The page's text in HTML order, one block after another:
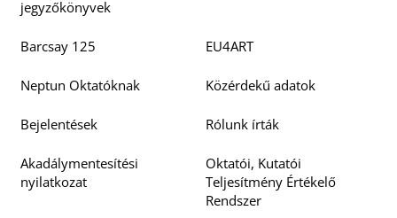
jegyzőkönyvek
Barcsay 125 EU4ART
Neptun Oktatóknak Közérdekű adatok
Bejelentések Rólunk írták
Akadálymentesítési
nyilatkozat
Oktatói, Kutatói
Teljesítmény Értékelő
Rendszer